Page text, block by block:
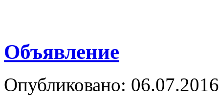
Объявление
Опубликовано: 06.07.2016